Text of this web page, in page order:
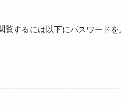
するには以下にパスワードを